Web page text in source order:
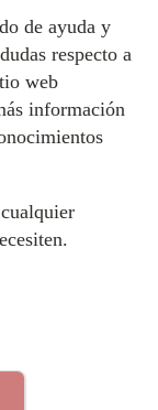
de ayuda y
respecto a
web
información